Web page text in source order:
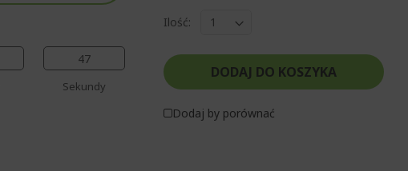
47
Sekundy
Ilość:
DODAJ DO KOSZYKA
Dodaj by porównać